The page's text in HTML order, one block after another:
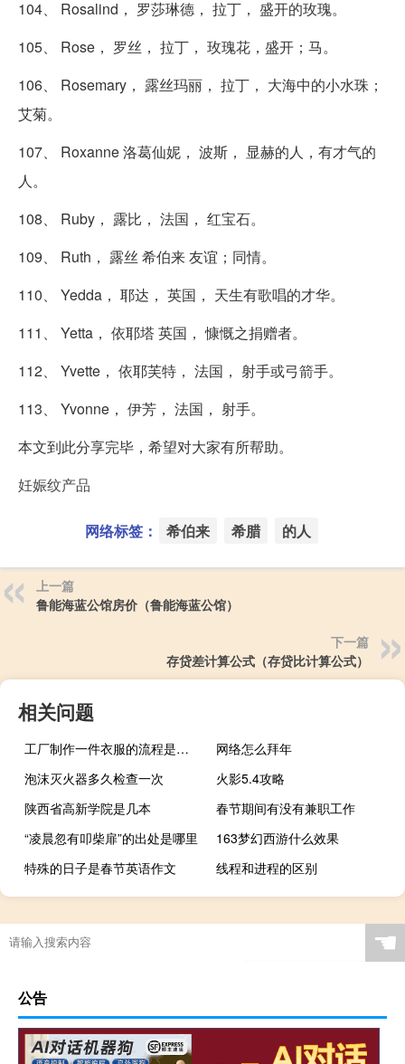
104、 Rosalind， 罗莎琳德， 拉丁， 盛开的玫瑰。
105、 Rose， 罗丝， 拉丁， 玫瑰花，盛开；马。
106、 Rosemary， 露丝玛丽， 拉丁， 大海中的小水珠；
艾菊。
107、 Roxanne 洛葛仙妮， 波斯， 显赫的人，有才气的
人。
108、 Ruby， 露比， 法国， 红宝石。
109、 Ruth， 露丝 希伯来 友谊；同情。
110、 Yedda， 耶达， 英国， 天生有歌唱的才华。
111、 Yetta， 依耶塔 英国， 慷慨之捐赠者。
112、 Yvette， 依耶芙特， 法国， 射手或弓箭手。
113、 Yvonne， 伊芳， 法国， 射手。
本文到此分享完毕，希望对大家有所帮助。
妊娠纹产品
网络标签： 希伯来 希腊 的人
上一篇
鲁能海蓝公馆房价（鲁能海蓝公馆）
下一篇
存贷差计算公式（存贷比计算公式）
相关问题
工厂制作一件衣服的流程是怎么样的？如何设计爆款衣服？
网络怎么拜年
泡沫灭火器多久检查一次
火影5.4攻略
陕西省高新学院是几本
春节期间有没有兼职工作
“凌晨忽有叩柴扉”的出处是哪里
163梦幻西游什么效果
特殊的日子是春节英语作文
线程和进程的区别
诛仙副本攻略视频攻略
☚
公告